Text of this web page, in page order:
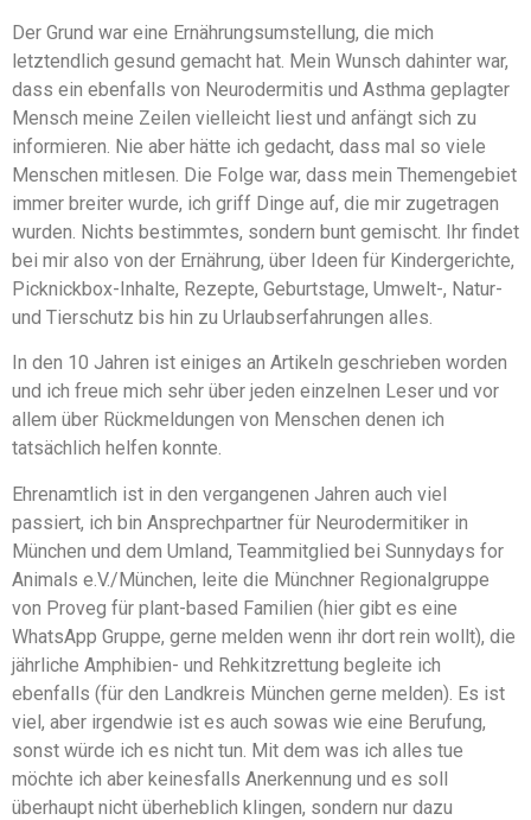
Der Grund war eine Ernährungsumstellung, die mich
letztendlich gesund gemacht hat. Mein Wunsch dahinter war,
dass ein ebenfalls von Neurodermitis und Asthma geplagter
Mensch meine Zeilen vielleicht liest und anfängt sich zu
informieren. Nie aber hätte ich gedacht, dass mal so viele
Menschen mitlesen. Die Folge war, dass mein Themengebiet
immer breiter wurde, ich griff Dinge auf, die mir zugetragen
wurden. Nichts bestimmtes, sondern bunt gemischt. Ihr findet
bei mir also von der Ernährung, über Ideen für Kindergerichte,
Picknickbox-Inhalte, Rezepte, Geburtstage, Umwelt-, Natur-
und Tierschutz bis hin zu Urlaubserfahrungen alles.
In den 10 Jahren ist einiges an Artikeln geschrieben worden
und ich freue mich sehr über jeden einzelnen Leser und vor
allem über Rückmeldungen von Menschen denen ich
tatsächlich helfen konnte.
Ehrenamtlich ist in den vergangenen Jahren auch viel
passiert, ich bin Ansprechpartner für Neurodermitiker in
München und dem Umland, Teammitglied bei Sunnydays for
Animals e.V./München, leite die Münchner Regionalgruppe
von Proveg für plant-based Familien (hier gibt es eine
WhatsApp Gruppe, gerne melden wenn ihr dort rein wollt), die
jährliche Amphibien- und Rehkitzrettung begleite ich
ebenfalls (für den Landkreis München gerne melden). Es ist
viel, aber irgendwie ist es auch sowas wie eine Berufung,
sonst würde ich es nicht tun. Mit dem was ich alles tue
möchte ich aber keinesfalls Anerkennung und es soll
überhaupt nicht überheblich klingen, sondern nur dazu